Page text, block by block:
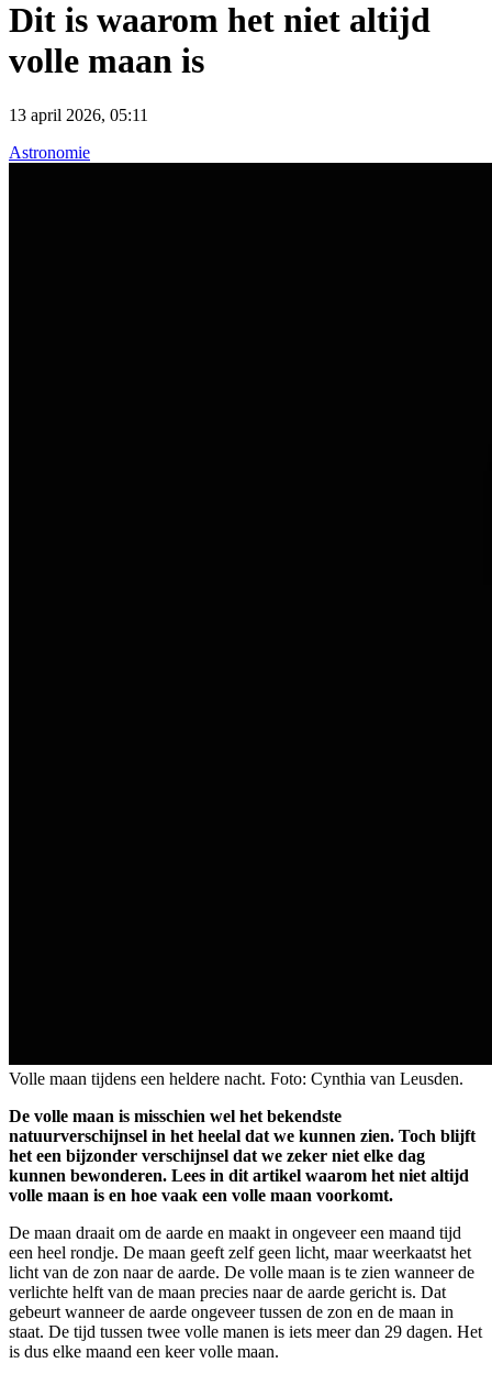
Dit is waarom het niet altijd
volle maan is
13 april 2026, 05:11
Astronomie
Volle maan tijdens een heldere nacht. Foto: Cynthia van Leusden.
De volle maan is misschien wel het bekendste
natuurverschijnsel in het heelal dat we kunnen zien. Toch blijft
het een bijzonder verschijnsel dat we zeker niet elke dag
kunnen bewonderen. Lees in dit artikel waarom het niet altijd
volle maan is en hoe vaak een volle maan voorkomt.
De maan draait om de aarde en maakt in ongeveer een maand tijd
een heel rondje. De maan geeft zelf geen licht, maar weerkaatst het
licht van de zon naar de aarde. De volle maan is te zien wanneer de
verlichte helft van de maan precies naar de aarde gericht is. Dat
gebeurt wanneer de aarde ongeveer tussen de zon en de maan in
staat. De tijd tussen twee volle manen is iets meer dan 29 dagen. Het
is dus elke maand een keer volle maan.